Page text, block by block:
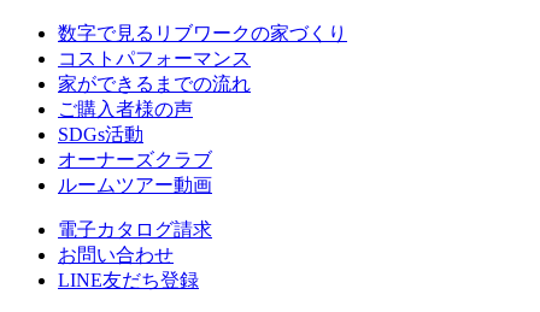
数字で見るリブワークの家づくり
コストパフォーマンス
家ができるまでの流れ
ご購入者様の声
SDGs活動
オーナーズクラブ
ルームツアー動画
電子カタログ請求
お問い合わせ
LINE友だち登録